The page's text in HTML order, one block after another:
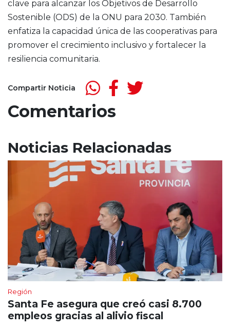
clave para alcanzar los Objetivos de Desarrollo
Sostenible (ODS) de la ONU para 2030. También
enfatiza la capacidad única de las cooperativas para
promover el crecimiento inclusivo y fortalecer la
resiliencia comunitaria.
Compartir Noticia
Comentarios
Noticias Relacionadas
Región
Santa Fe asegura que creó casi 8.700
empleos gracias al alivio fiscal